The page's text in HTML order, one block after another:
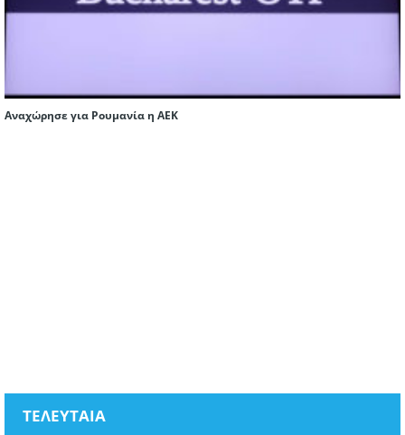
Αναχώρησε για Ρουμανία η ΑΕΚ
ΤΕΛΕΥΤΑΙΑ